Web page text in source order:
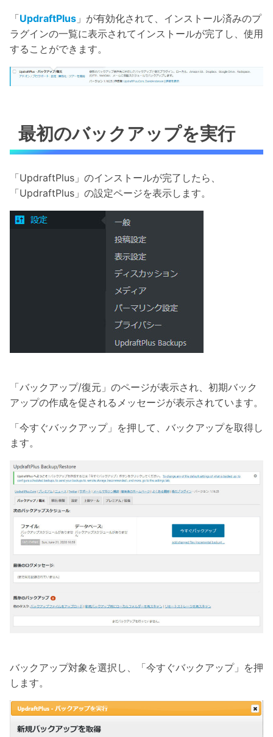
「UpdraftPlus 」が有効化されて、インストール済みのプ
ラグインの一覧に表示されてインストールが完了し、使用
することができます。
最初のバックアップを実行
「UpdraftPlus」のインストールが完了したら、
「UpdraftPlus」の設定ページを表示します。
「バックアップ/復元」のページが表示され、初期バック
アップの作成を促されるメッセージが表示されています。
「今すぐバックアップ」を押して、バックアップを取得し
ます。
バックアップ対象を選択し、「今すぐバックアップ」を押
します。